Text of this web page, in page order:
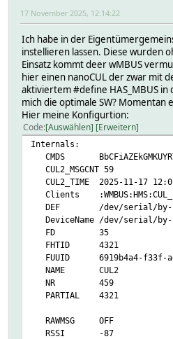
17 November 2025, 12:14:22
Ich habe in der
instellieren lassen. Diese wurden
Einsatz kommt deer wMBUS
hier einen nanoCUL der zwar mit
aktiviertem #define HAS_MBUS
mich die optimale SW? Momentan
Hier meine Konfigurtion:
Code Auswählen Erweitern
Internals:
CMDS
CUL2_MSGCNT 59
CUL2_TIME 2025-11-17
Clients
DEF /dev/serial/by-id/
DeviceName /dev/serial/by-
FD 35
FHTID 4321
FUUID 6919b4a4-f33f-
NAME CUL2
NR 459
PARTIAL 4321
RAWMSG OFF
RSSI -87